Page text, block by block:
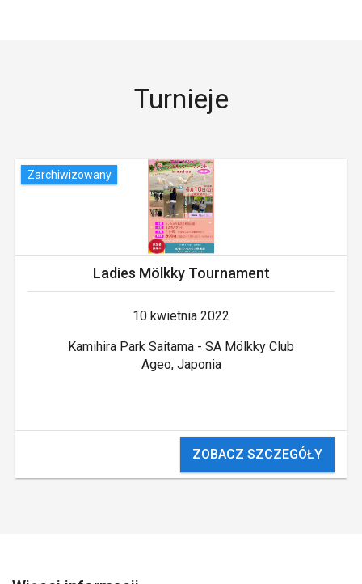
Turnieje
Zarchiwizowany
Ladies Mölkky Tournament
10 kwietnia 2022
Kamihira Park Saitama - SA Mölkky Club
Ageo, Japonia
ZOBACZ SZCZEGÓŁY